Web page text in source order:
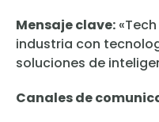
Mensaje clave:
industria con
soluciones de
Canales de